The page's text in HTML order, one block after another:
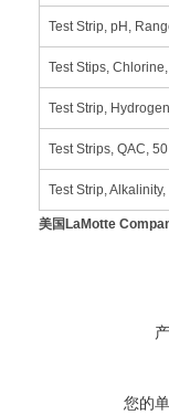
Test Strip, pH,
Test Stips,
Test Strip,
Test Strips, QAC,
Test Strip,
美国LaMotte
您的